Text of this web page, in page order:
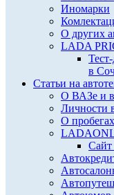
Иномарки
О других
LADA
в
Статьи на
О ВАЗе и
Личности
О
Сайт